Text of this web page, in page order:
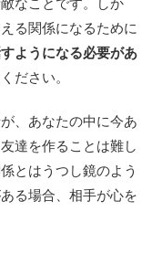
る関係になるために
ようになる必要があ
ださい。
、あなたの中に今あ
達を作ることは難し
とはうつし鏡のよう
る場合、相手が心を